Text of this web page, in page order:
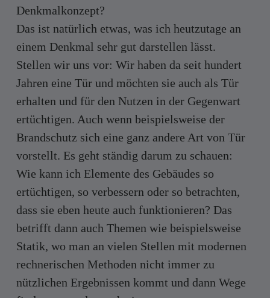
Denkmalkonzept?
Das ist natürlich etwas, was ich heutzutage an
einem Denkmal sehr gut darstellen lässt.
Stellen wir uns vor: Wir haben da seit hundert
Jahren eine Tür und möchten sie auch als Tür
erhalten und für den Nutzen in der Gegenwart
ertüchtigen. Auch wenn beispielsweise der
Brandschutz sich eine ganz andere Art von Tür
vorstellt. Es geht ständig darum zu schauen:
Wie kann ich Elemente des Gebäudes so
ertüchtigen, so verbessern oder so betrachten,
dass sie eben heute auch funktionieren? Das
betrifft dann auch Themen wie beispielsweise
Statik, wo man an vielen Stellen mit modernen
rechnerischen Methoden nicht immer zu
nützlichen Ergebnissen kommt und dann Wege